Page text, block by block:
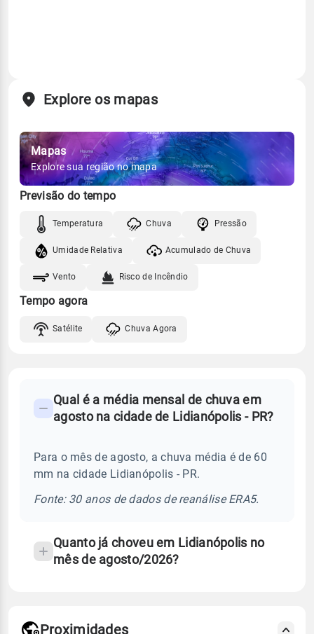
Explore os mapas
Mapas
Explore sua região no mapa
Previsão do tempo
Temperatura Chuva Pressão
Umidade Relativa Acumulado de Chuva
Vento Risco de Incêndio
Tempo agora
Satélite Chuva Agora
Perguntas
sobre
chuva
Qual é a média mensal de chuva em
agosto na cidade de Lidianópolis - PR?
Para o mês de agosto, a chuva média é de 60
mm na cidade Lidianópolis - PR.
Fonte: 30 anos de dados de reanálise ERA5.
Quanto já choveu em Lidianópolis no
mês de agosto/2026?
Proximidades